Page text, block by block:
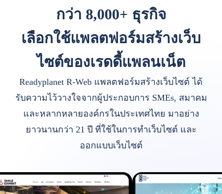
กว่า 8,000+ ธุรกิจ
เลือกใช้แพลตฟอร์มสร้างเว็บ
ไซต์ของเรดดี้แพลนเน็ต
Readyplanet R-Web แพลตฟอร์มสร้างเว็บไซต์ ได้
รับความไว้วางใจจากผู้ประกอบการ SMEs, สมาคม
และหลากหลายองค์กรในประเทศไทย มาอย่าง
ยาวนานกว่า 21 ปี ที่ใช้ในการทำเว็บไซต์ และ
ออกแบบเว็บไซต์